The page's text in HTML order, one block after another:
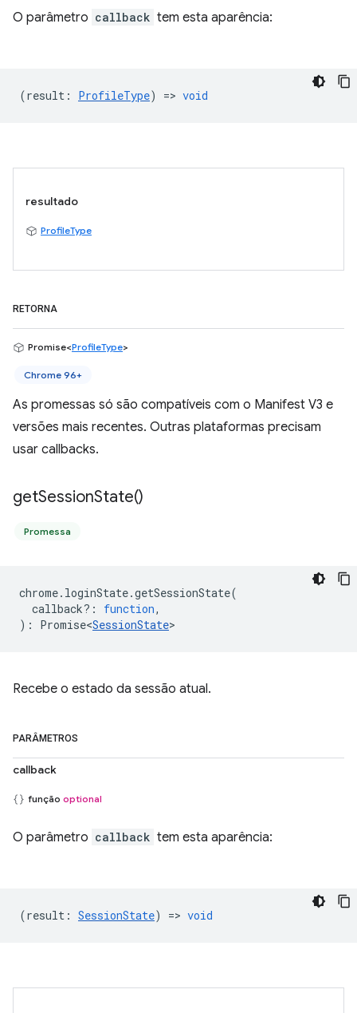
O parâmetro callback tem esta aparência:
(result : ProfileType) => void
resultado
ProfileType
RETORNA
Promise<ProfileType>
Chrome 96+
As promessas só são compatíveis com o Manifest V3 e
versões mais recentes. Outras plataformas precisam
usar callbacks.
getSessionState()
Promessa
chrome. loginState.getSessionState(
callback? : function,
) : Promise<SessionState>
Recebe o estado da sessão atual.
PARÂMETROS
callback
função optional
O parâmetro callback tem esta aparência:
(result : SessionState) => void